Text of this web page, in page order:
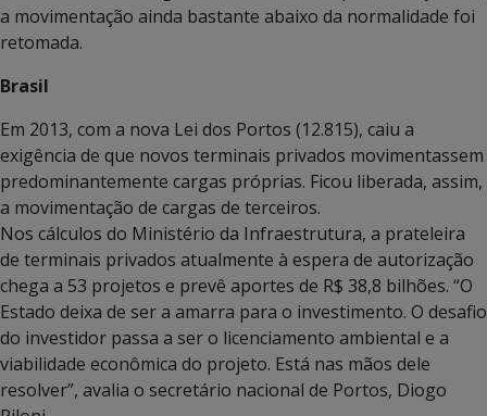
a movimentação ainda bastante abaixo da normalidade foi
retomada.
Brasil
Em 2013, com a nova Lei dos Portos (12.815), caiu a
exigência de que novos terminais privados movimentassem
predominantemente cargas próprias. Ficou liberada, assim,
a movimentação de cargas de terceiros.
Nos cálculos do Ministério da Infraestrutura, a prateleira
de terminais privados atualmente à espera de autorização
chega a 53 projetos e prevê aportes de R$ 38,8 bilhões. “O
Estado deixa de ser a amarra para o investimento. O desafio
do investidor passa a ser o licenciamento ambiental e a
viabilidade econômica do projeto. Está nas mãos dele
resolver”, avalia o secretário nacional de Portos, Diogo